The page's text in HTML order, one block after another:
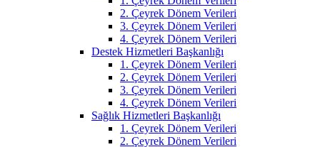
2. Çeyrek Dönem Verileri
3. Çeyrek Dönem Verileri
4. Çeyrek Dönem Verileri
Destek Hizmetleri Başkanlığı
1. Çeyrek Dönem Verileri
2. Çeyrek Dönem Verileri
3. Çeyrek Dönem Verileri
4. Çeyrek Dönem Verileri
Sağlık Hizmetleri Başkanlığı
1. Çeyrek Dönem Verileri
2. Çeyrek Dönem Verileri